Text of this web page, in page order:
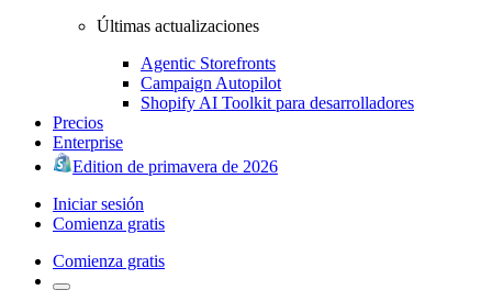
Últimas actualizaciones
Agentic Storefronts
Campaign Autopilot
Shopify AI Toolkit para desarrolladores
Precios
Enterprise
Edition de primavera de 2026
Iniciar sesión
Comienza gratis
Comienza gratis